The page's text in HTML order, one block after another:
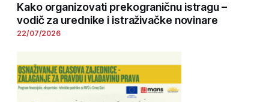
Kako organizovati prekograničnu istragu –
vodič za urednike i istraživačke novinare
22/07/2026